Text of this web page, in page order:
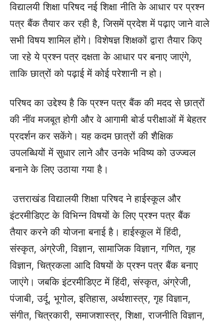
विद्यालयी शिक्षा परिषद नई शिक्षा नीति के आधार पर प्रश्न
पत्र बैंक तैयार कर रही है, जिसमें प्रदेश में पढ़ाए जाने वाले
सभी विषय शामिल होंगे। विशेषज्ञ शिक्षकों द्वारा तैयार किए
जा रहे ये प्रश्न पत्र दक्षता के आधार पर बनाए जाएंगे,
ताकि छात्रों को पढ़ाई में कोई परेशानी न हो।
परिषद का उद्देश्य है कि प्रश्न पत्र बैंक की मदद से छात्रों
की नींव मजबूत होगी और वे आगामी बोर्ड परीक्षाओं में बेहतर
प्रदर्शन कर सकेंगे। यह कदम छात्रों की शैक्षिक
उपलब्धियों में सुधार लाने और उनके भविष्य को उज्ज्वल
बनाने के लिए उठाया गया है।
उत्तराखंड विद्यालयी शिक्षा परिषद ने हाईस्कूल और
इंटरमीडिएट के विभिन्न विषयों के लिए प्रश्न पत्र बैंक
तैयार करने की योजना बनाई है। हाईस्कूल में हिंदी,
संस्कृत, अंग्रेजी, विज्ञान, सामाजिक विज्ञान, गणित, गृह
विज्ञान, चित्रकला आदि विषयों के प्रश्न पत्र बैंक बनाए
जाएंगे। जबकि इंटरमीडिएट में हिंदी, संस्कृत, अंग्रेजी,
पंजाबी, उर्दू, भूगोल, इतिहास, अर्थशास्त्र, गृह विज्ञान,
संगीत, चित्रकारी, समाजशास्त्र, शिक्षा, राजनीति विज्ञान,